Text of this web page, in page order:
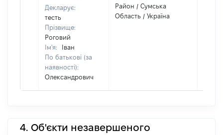
Декларує:
тесть
Прізвище:
Роговий
Ім'я:
Іван
По батькові (за
наявності):
Олександрович
Район / Сумська
Область / Україна
4. Об'єкти незавершеного